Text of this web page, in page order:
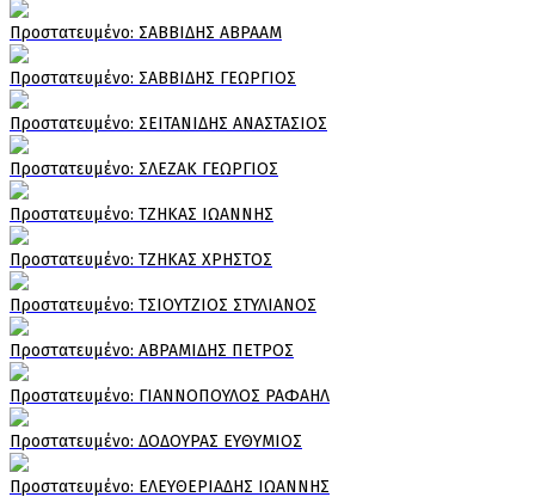
Πρoστατευμένο: ΣΑΒΒΙΔΗΣ ΑΒΡΑΑΜ
Πρoστατευμένο: ΣΑΒΒΙΔΗΣ ΓΕΩΡΓΙΟΣ
Πρoστατευμένο: ΣΕΙΤΑΝΙΔΗΣ ΑΝΑΣΤΑΣΙΟΣ
Πρoστατευμένο: ΣΛΕΖΑΚ ΓΕΩΡΓΙΟΣ
Πρoστατευμένο: ΤΖΗΚΑΣ ΙΩΑΝΝΗΣ
Πρoστατευμένο: ΤΖΗΚΑΣ ΧΡΗΣΤΟΣ
Πρoστατευμένο: ΤΣΙΟΥΤΖΙΟΣ ΣΤΥΛΙΑΝΟΣ
Πρoστατευμένο: ΑΒΡΑΜΙΔΗΣ ΠΕΤΡΟΣ
Πρoστατευμένο: ΓΙΑΝΝΟΠΟΥΛΟΣ ΡΑΦΑΗΛ
Πρoστατευμένο: ΔΟΔΟΥΡΑΣ ΕΥΘΥΜΙΟΣ
Πρoστατευμένο: ΕΛΕΥΘΕΡΙΑΔΗΣ ΙΩΑΝΝΗΣ